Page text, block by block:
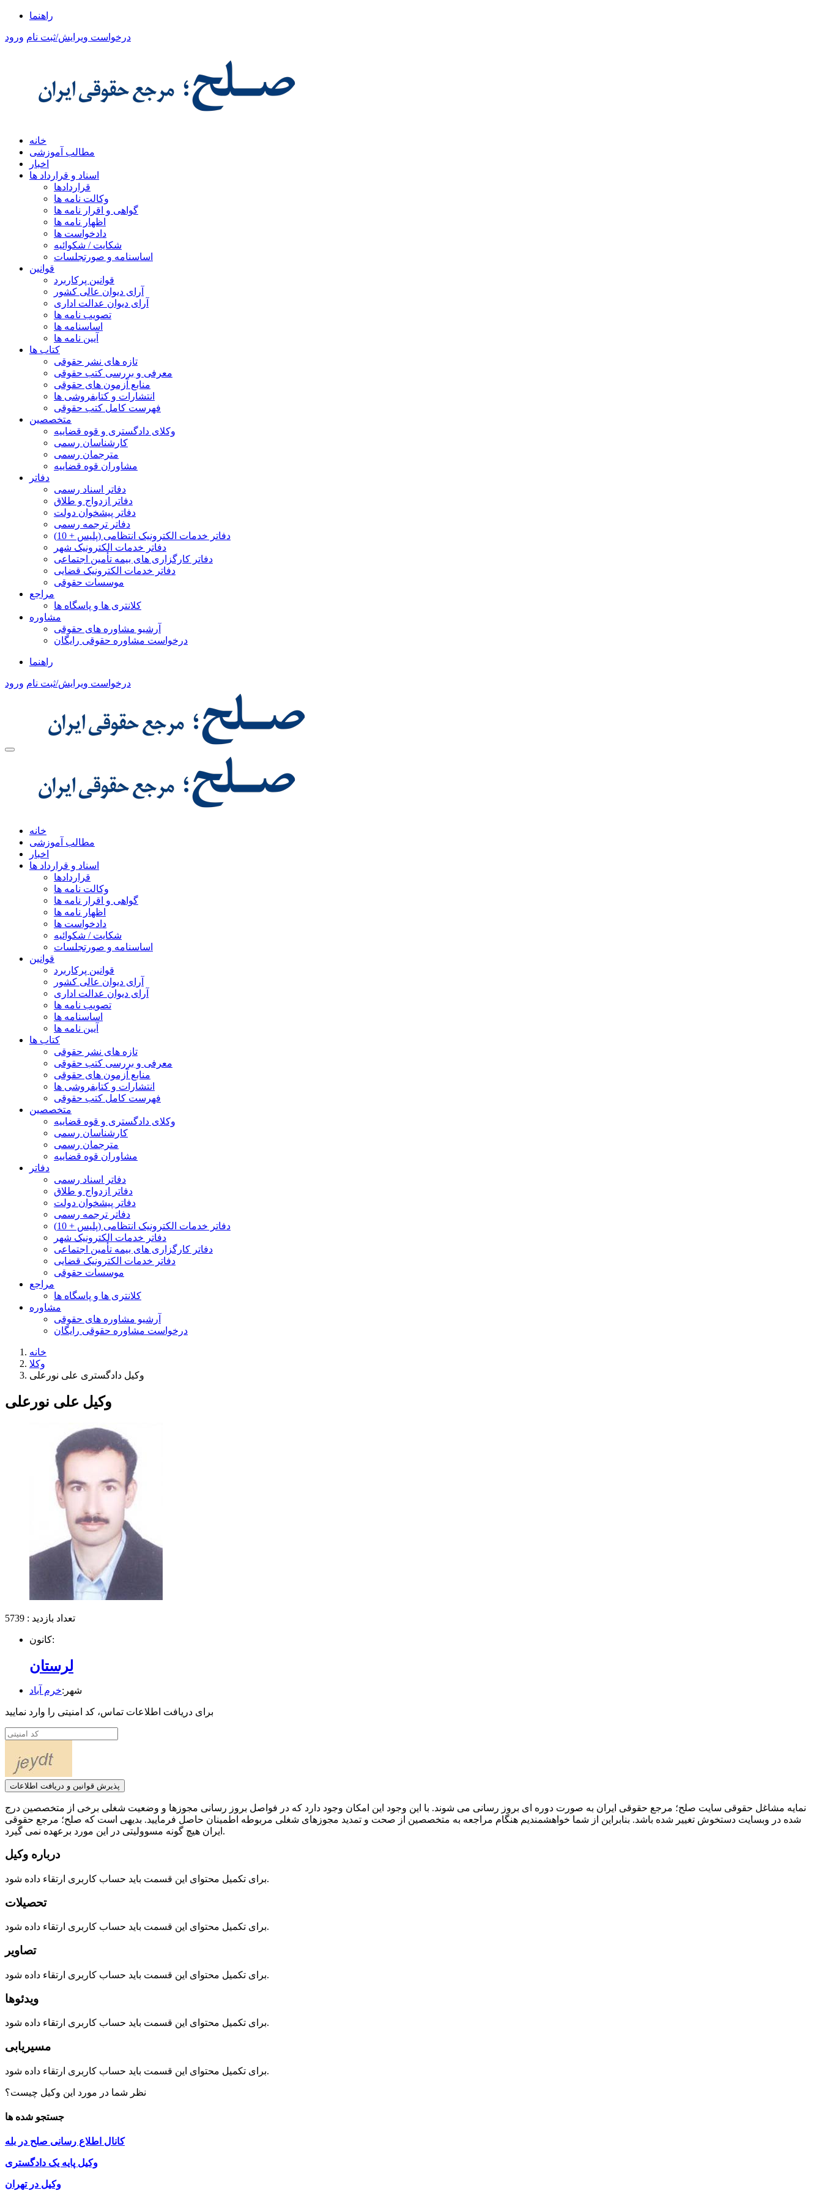
راهنما
درخواست ویرایش/ثبت نام ورود
خانه
مطالب آموزشی
اخبار
اسناد و قرارداد ها
قراردادها
وکالت نامه ها
گواهی و اقرار نامه ها
اظهار نامه ها
دادخواست ها
شکایت / شکوائیه
اساسنامه و صورتجلسات
قوانین
قوانین پرکاربرد
آرای دیوان عالی کشور
آرای دیوان عدالت اداری
تصویب نامه ها
اساسنامه ها
آیین نامه ها
کتاب ها
تازه های نشر حقوقی
معرفی و بررسی کتب حقوقی
منابع آزمون های حقوقی
انتشارات و کتابفروشی ها
فهرست کامل کتب حقوقی
متخصصین
وکلای دادگستری و قوه قضاییه
کارشناسان رسمی
مترجمان رسمی
مشاوران قوه قضاییه
دفاتر
دفاتر اسناد رسمی
دفاتر ازدواج و طلاق
دفاتر پیشخوان دولت
دفاتر ترجمه رسمی
دفاتر خدمات الکترونیک انتظامی (پلیس + 10)
دفاتر خدمات الکترونیک شهر
دفاتر کارگزاری های بیمه تأمین اجتماعی
دفاتر خدمات الکترونیک قضایی
موسسات حقوقی
مراجع
کلانتری ها و پاسگاه ها
مشاوره
آرشیو مشاوره های حقوقی
درخواست مشاوره حقوقی رایگان
راهنما
درخواست ویرایش/ثبت نام ورود
خانه
مطالب آموزشی
اخبار
اسناد و قرارداد ها
قراردادها
وکالت نامه ها
گواهی و اقرار نامه ها
اظهار نامه ها
دادخواست ها
شکایت / شکوائیه
اساسنامه و صورتجلسات
قوانین
قوانین پرکاربرد
آرای دیوان عالی کشور
آرای دیوان عدالت اداری
تصویب نامه ها
اساسنامه ها
آیین نامه ها
کتاب ها
تازه های نشر حقوقی
معرفی و بررسی کتب حقوقی
منابع آزمون های حقوقی
انتشارات و کتابفروشی ها
فهرست کامل کتب حقوقی
متخصصین
وکلای دادگستری و قوه قضاییه
کارشناسان رسمی
مترجمان رسمی
مشاوران قوه قضاییه
دفاتر
دفاتر اسناد رسمی
دفاتر ازدواج و طلاق
دفاتر پیشخوان دولت
دفاتر ترجمه رسمی
دفاتر خدمات الکترونیک انتظامی (پلیس + 10)
دفاتر خدمات الکترونیک شهر
دفاتر کارگزاری های بیمه تأمین اجتماعی
دفاتر خدمات الکترونیک قضایی
موسسات حقوقی
مراجع
کلانتری ها و پاسگاه ها
مشاوره
آرشیو مشاوره های حقوقی
درخواست مشاوره حقوقی رایگان
خانه
وکلا
وکیل دادگستری علی نورعلی
وکیل علی نورعلی
تعداد بازدید : 5739
کانون:
لرستان
شهر:خرم آباد
برای دریافت اطلاعات تماس، کد امنیتی را وارد نمایید
پذیرش قوانین و دریافت اطلاعات
نمایه مشاغل حقوقی سایت صلح؛ مرجع حقوقی ایران به صورت دوره ای بروز رسانی می شوند. با این وجود این امکان وجود دارد که در فواصل بروز رسانی مجوزها و وضعیت شغلی برخی از متخصصین درج
شده در وبسایت دستخوش تغییر شده باشد. بنابراین از شما خواهشمندیم هنگام مراجعه به متخصصین از صحت و تمدید مجوزهای شغلی مربوطه اطمینان حاصل فرمایید. بدیهی است که صلح؛ مرجع حقوقی
ایران هیچ گونه مسوولیتی در این مورد برعهده نمی گیرد.
درباره وکیل
برای تکمیل محتوای این قسمت باید حساب کاربری ارتقاء داده شود.
تحصیلات
برای تکمیل محتوای این قسمت باید حساب کاربری ارتقاء داده شود.
تصاویر
برای تکمیل محتوای این قسمت باید حساب کاربری ارتقاء داده شود.
ویدئوها
برای تکمیل محتوای این قسمت باید حساب کاربری ارتقاء داده شود.
مسیریابی
برای تکمیل محتوای این قسمت باید حساب کاربری ارتقاء داده شود.
نظر شما در مورد این وکیل چیست؟
جستجو شده ها
کانال اطلاع رسانی صلح در بله
وکیل پایه یک دادگستری
وکیل در تهران